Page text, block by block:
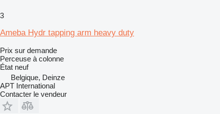
3
Ameba Hydr tapping arm heavy duty
Prix sur demande
Perceuse à colonne
État neuf
Belgique, Deinze
APT International
Contacter le vendeur